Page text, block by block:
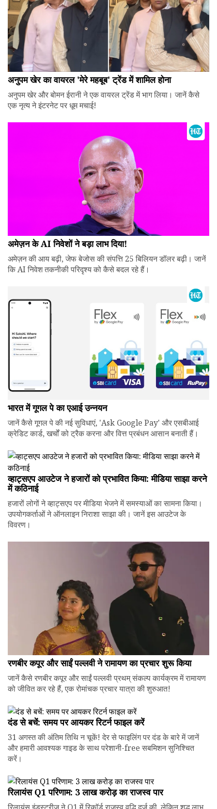
अनुपम खेर का वायरल 'मेरे महबूब' ट्रेंड में शामिल होना
अनुपम खेर और बोमन ईरानी ने एक वायरल ट्रेंड में भाग लिया। जानें कैसे
एक नृत्य ने इंटरनेट पर धूम मचाई!
अमेज़न के AI निवेशों ने बड़ा लाभ दिया!
अमेज़न की आय बढ़ी, जेफ बेजोस की संपत्ति 25 बिलियन डॉलर बढ़ी। जानें
कि AI निवेश तकनीकी परिदृश्य को कैसे बदल रहे हैं।
भारत में गूगल पे का एआई उन्नयन
जानें कैसे गूगल पे की नई सुविधाएं, 'Ask Google Pay' और एसबीआई
क्रेडिट कार्ड, खर्चों को ट्रैक करना और वित्त प्रबंधन आसान बनाती हैं।
व्हाट्सएप आउटेज ने हजारों को प्रभावित किया: मीडिया साझा करने
में कठिनाई
हजारों लोगों ने व्हाट्सएप पर मीडिया भेजने में समस्याओं का सामना किया।
उपयोगकर्ताओं ने ऑनलाइन निराशा साझा की। जानें इस आउटेज के
विवरण।
रणबीर कपूर और साईं पल्लवी ने रामायण का प्रचार शुरू किया
जानें कैसे रणबीर कपूर और साईं पल्लवी प्रथम् संकल्प कार्यक्रम में रामायण
को जीवित कर रहे हैं, एक रोमांचक प्रचार यात्रा की शुरुआत!
दंड से बचें: समय पर आयकर रिटर्न फाइल करें
31 अगस्त की अंतिम तिथि न चूकें! देर से फाइलिंग पर दंड के बारे में जानें
और हमारी आवश्यक गाइड के साथ परेशानी-free सबमिशन सुनिश्चित
करें।
रिलायंस Q1 परिणाम: ₹3 लाख करोड़ का राजस्व पार